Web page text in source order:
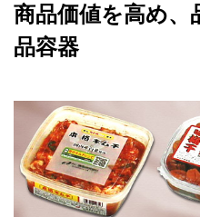
商品価値を高め、
品容器